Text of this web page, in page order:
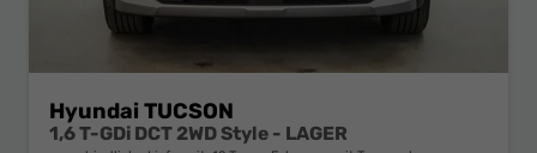
Hyundai TUCSON
1,6 T-GDi DCT 2WD Style - LAGER